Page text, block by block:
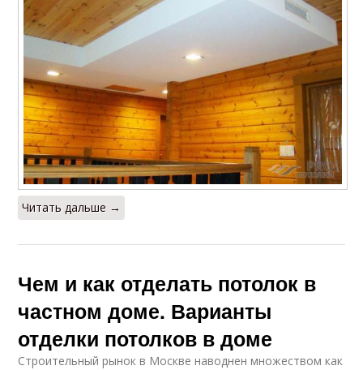
Читать дальше →
Чем и как отделать потолок в
частном доме. Варианты
отделки потолков в доме
Строительный рынок в Москве наводнен множеством как